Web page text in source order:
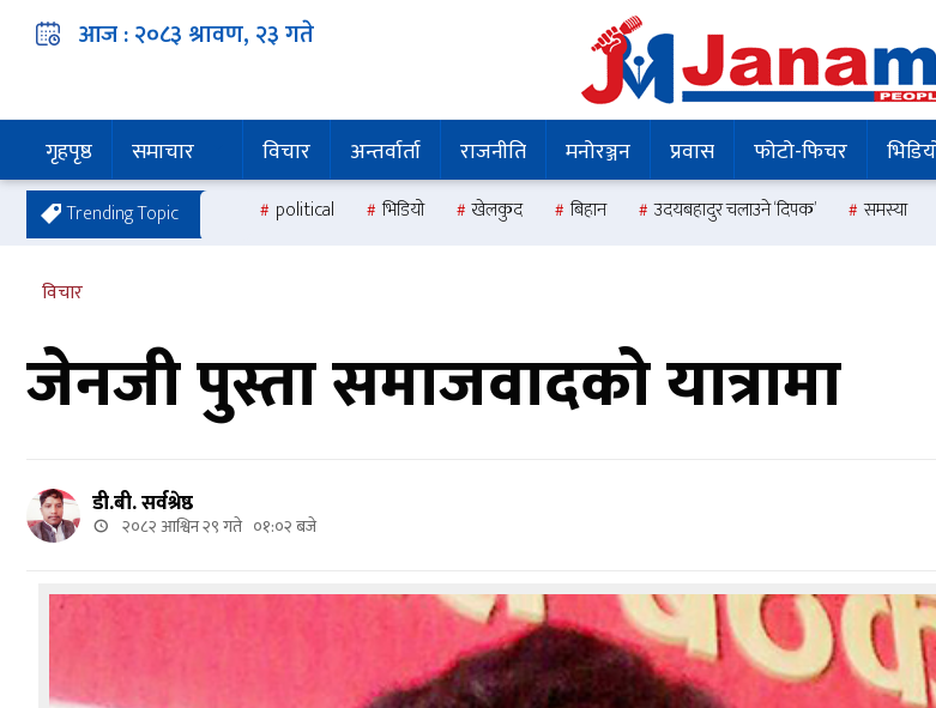
आज :२०८३ श्रावण, २३गते
गृहपृष्ठ समाचार विचार अन्तर्वार्ता राजनीति मनोरञ्जन प्रवास फोटो-फिचर
Trending Topic political भिडियो खेलकुद बिहान उदयबहादुर चलाउने ‘दिपक’ समस्या
विचार
जेनजी पुस्ता समाजवादको यात्रामा
डी.बी. सर्वश्रेष्ठ
२०८२ आश्विन २९ गते ०१:०२ बजे